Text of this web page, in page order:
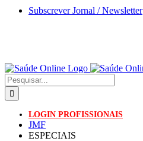
Skip
Subscrever Jornal / Newsletter
Pesquisar
LOGIN PROFISSIONAIS
JMF
ESPECIAIS